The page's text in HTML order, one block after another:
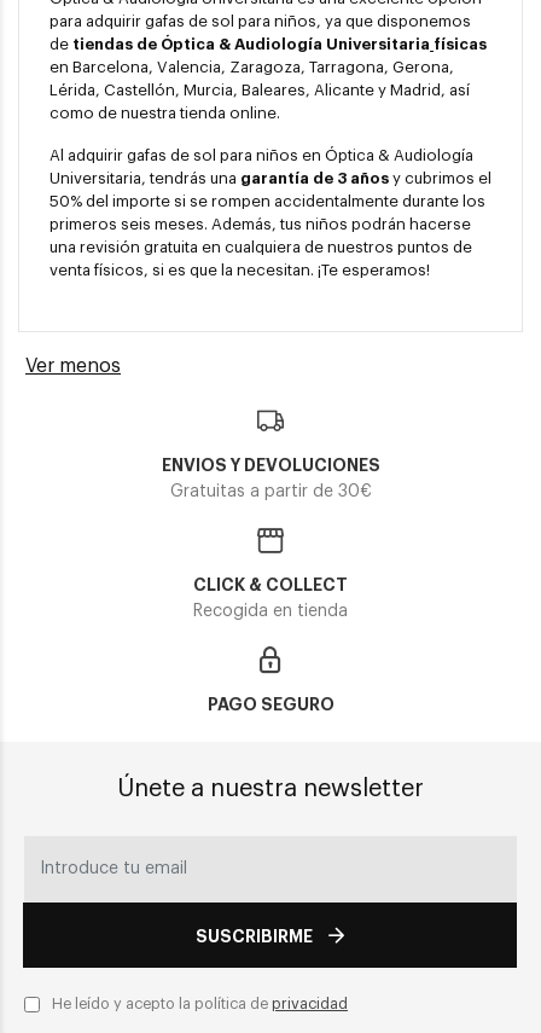
para adquirir gafas de sol para niños, ya que disponemos
de tiendas de Óptica & Audiología Universitaria físicas
en Barcelona, Valencia, Zaragoza, Tarragona, Gerona,
Lérida, Castellón, Murcia, Baleares, Alicante y Madrid, así
como de nuestra tienda online.
Al adquirir gafas de sol para niños en Óptica & Audiología
Universitaria, tendrás una garantía de 3 años y cubrimos el
50% del importe si se rompen accidentalmente durante los
primeros seis meses. Además, tus niños podrán hacerse
una revisión gratuita en cualquiera de nuestros puntos de
venta físicos, si es que la necesitan. ¡Te esperamos!
Ver menos
ENVIOS Y DEVOLUCIONES
Gratuitas a partir de 30€
CLICK & COLLECT
Recogida en tienda
PAGO SEGURO
Únete a nuestra newsletter
SUSCRIBIRME
He leído y acepto la política de privacidad